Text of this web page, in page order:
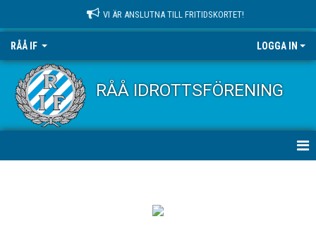
VI ÄR ANSLUTNA TILL FRITIDSKORTET!
RÅÅ IF LOGGA IN
RÅÅ IDROTTSFÖRENING